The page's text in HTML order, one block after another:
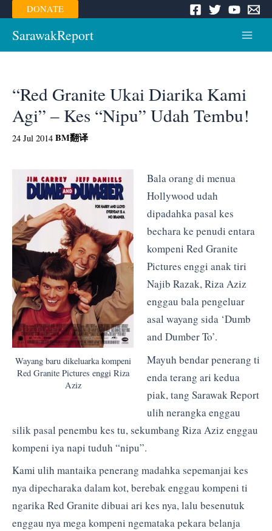
Skip
to
content
DONATE
SarawakReport
“Red Granite Ukai Diarika Kami
Agi” – Kes “Nipu” Udah Tembu!
24 Jul 2014 BM翻译
Wayang baru dikeluarka kompeni
Red Granite Pictures enggi Riza
Aziz
Bala orang di menua
Hollywood udah
dipadahka pasal kes
bechara ke penudi entara
kompeni Red Granite
Pictures enggi anak tiri
Najib Razak, Riza Aziz
enggau bala pengeluar
asal wayang sida ‘Dumb
and Dumber To’.
Mayuh bendar penerang ti
enda terang ari kedua
piak, tang Sarawak Report
ulih nerangka enggau
silik pasal penembu kes tu, sekumbang Riza Aziz enggau
kompeni iya napi tuduh “nipu”.
Kami ulih mantaika penerang madahka sepemanjai kes
nya dipecharaka dalam kot, berebak enggau kompeni ti
ngarika Red Granite dibuai ari kes nya, lalu besenutuk
enggau nya mega kompeni ngemataka pekara belanja